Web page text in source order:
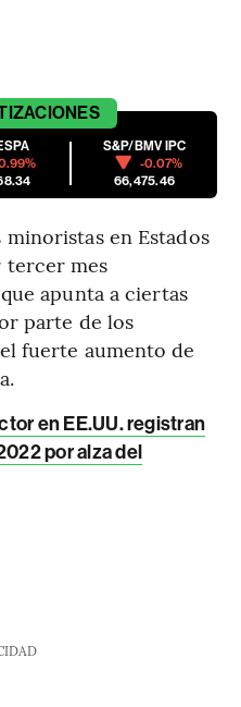
S&P/BMV IPC
-0.07%
66,475.46
en Estados
tercer mes
apunta a ciertas
parte de los
fuerte aumento de
en EE.UU. registran
por alza del